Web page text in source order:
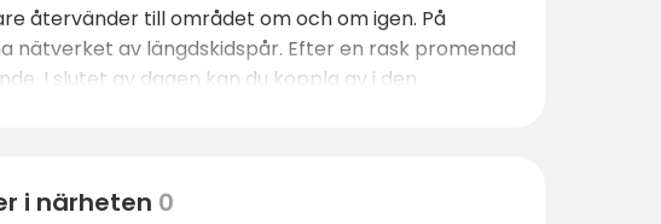
återvänder till området om och om igen. På
av längdskidspår. Efter en rask promenad
I slutet av dagen kan du koppla av i den
i närheten 0